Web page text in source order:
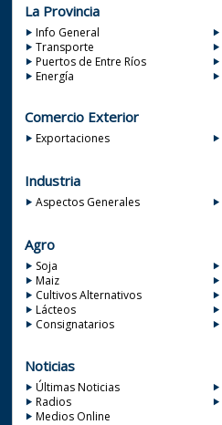
La Provincia
Info General
Transporte
Puertos de Entre Ríos
Energía
Comercio Exterior
Exportaciones
Industria
Aspectos Generales
Agro
Soja
Maiz
Cultivos Alternativos
Lácteos
Consignatarios
Noticias
Últimas Noticias
Radios
Medios Online